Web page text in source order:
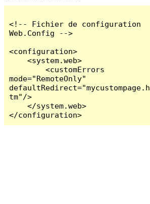
<!-- Fichier de configuration
Web.Config -->
<configuration>
    <system.web>
        <customErrors
mode="RemoteOnly"
defaultRedirect="mycustompage.h
tm"/>
    </system.web>
</configuration>